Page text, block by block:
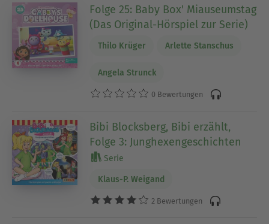
Folge 25: Baby Box' Miauseumstag
(Das Original-Hörspiel zur Serie)
Thilo Krüger Arlette Stanschus
Angela Strunck
0 Bewertungen
Bibi Blocksberg, Bibi erzählt,
Folge 3: Junghexengeschichten
Serie
Klaus-P. Weigand
2 Bewertungen